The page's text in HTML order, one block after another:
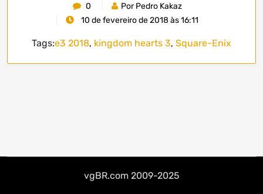
0
Por Pedro Kakaz
10 de fevereiro de 2018 às 16:11
Tags:e3 2018, kingdom hearts 3, Square-Enix
vgBR.com 2009-2025